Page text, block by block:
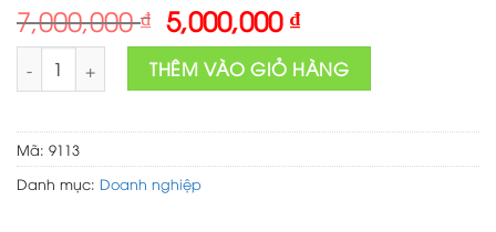
7,000,000₫ Original
price
was:
7,000,000 ₫.
5,000,000₫Current
price
is:
5,000,000 ₫.
Theme wordpress dịch vụ làm hồ cá koi số lượng
THÊM VÀO GIỎ HÀNG
Mã: 9113
Danh mục: Doanh nghiệp